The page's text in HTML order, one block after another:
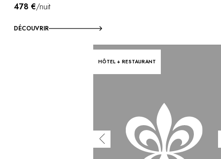
478 €/nuit
DÉCOUVRIR
HÔTEL + RESTAURANT